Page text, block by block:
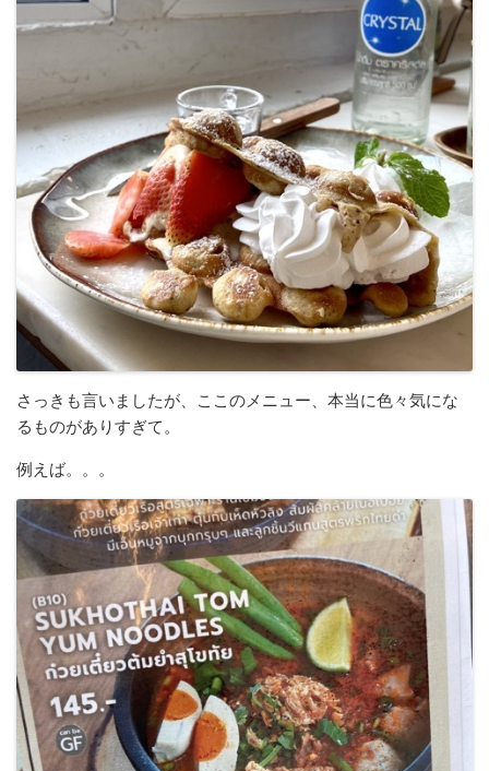
さっきも言いましたが、ここのメニュー、本当に色々気にな
るものがありすぎて。
例えば。。。